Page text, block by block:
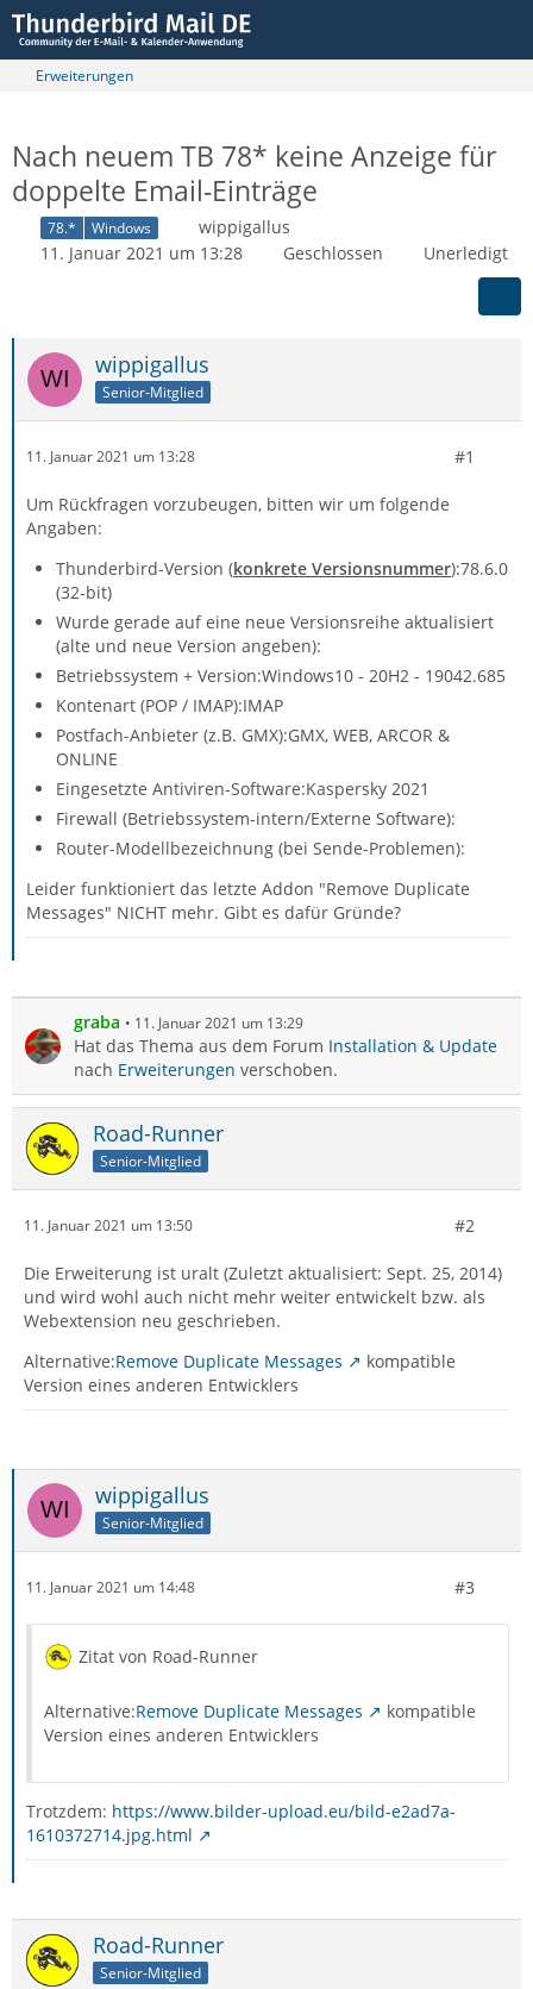
Erweiterungen
Nach neuem TB 78* keine Anzeige für
doppelte Email-Einträge
78.* Windows
wippigallus
11. Januar 2021 um 13:28
Geschlossen Unerledigt
wippigallus
Senior-Mitglied
11. Januar 2021 um 13:28 #1
Um Rückfragen vorzubeugen, bitten wir um folgende
Angaben:
Thunderbird-Version (konkrete Versionsnummer):78.6.0
(32-bit)
Wurde gerade auf eine neue Versionsreihe aktualisiert
(alte und neue Version angeben):
Betriebssystem + Version:Windows10 - 20H2 - 19042.685
Kontenart (POP / IMAP):IMAP
Postfach-Anbieter (z.B. GMX):GMX, WEB, ARCOR &
ONLINE
Eingesetzte Antiviren-Software:Kaspersky 2021
Firewall (Betriebssystem-intern/Externe Software):
Router-Modellbezeichnung (bei Sende-Problemen):
Leider funktioniert das letzte Addon "Remove Duplicate
Messages" NICHT mehr. Gibt es dafür Gründe?
graba 11. Januar 2021 um 13:29
Hat das Thema aus dem Forum Installation & Update
nach Erweiterungen verschoben.
Road-Runner
Senior-Mitglied
11. Januar 2021 um 13:50 #2
Die Erweiterung ist uralt (Zuletzt aktualisiert: Sept. 25, 2014)
und wird wohl auch nicht mehr weiter entwickelt bzw. als
Webextension neu geschrieben.
Alternative:Remove Duplicate Messages
kompatible
Version eines anderen Entwicklers
wippigallus
Senior-Mitglied
11. Januar 2021 um 14:48 #3
Zitat von Road-Runner
Alternative:Remove Duplicate Messages
kompatible
Version eines anderen Entwicklers
Trotzdem: https://www.bilder-upload.eu/bild-e2ad7a-
1610372714.jpg.html
Road-Runner
Senior-Mitglied